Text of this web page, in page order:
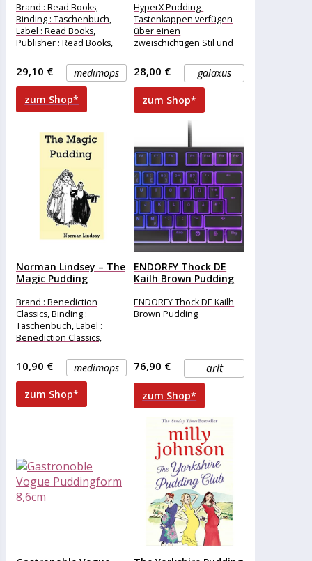
Brand : Read Books,
Binding : Taschenbuch,
Label : Read Books,
Publisher : Read Books,
numberOfPages :medimops
29,10 €
zum Shop*
HyperX Pudding-
Tastenkappen verfügen
über einen
zweischichtigen Stil und
Schriftart, die beide so
konzipiert sind, dass mehr
Licht für zusätzliche
galaxus
28,00 €
zum Shop*
Norman Lindsey – The
Magic Pudding
Brand : Benediction
Classics, Binding :
Taschenbuch, Label :
Benediction Classics,
Classics, medium :
Taschenbuch,
numberOfPages :
medimops
10,90 €
zum Shop*
ENDORFY Thock DE
Kailh Brown Pudding
ENDORFY Thock DE Kailh
Brown Pudding
arlt
76,90 €
zum Shop*